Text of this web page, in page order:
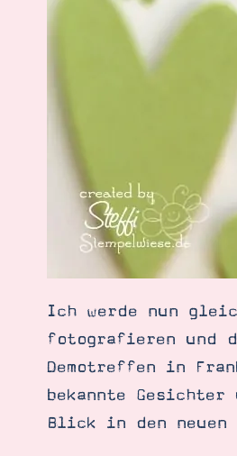
Ich werde nun
fotografieren und
Demotreffen in
bekannte
Blick in den neuen